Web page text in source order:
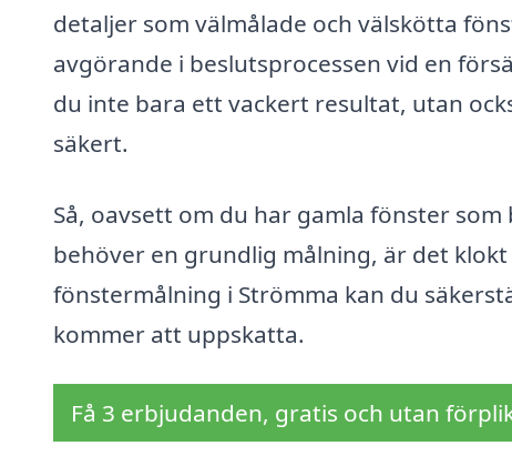
detaljer som välmålade och välskötta
avgörande i beslutsprocessen vid en
du inte bara ett vackert resultat, utan
säkert.
Så, oavsett om du har gamla fönster
behöver en grundlig målning, är det
fönstermålning i Strömma kan du
kommer att uppskatta.
Få 3 erbjudanden, gratis och utan